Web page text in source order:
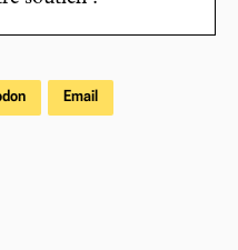
Email